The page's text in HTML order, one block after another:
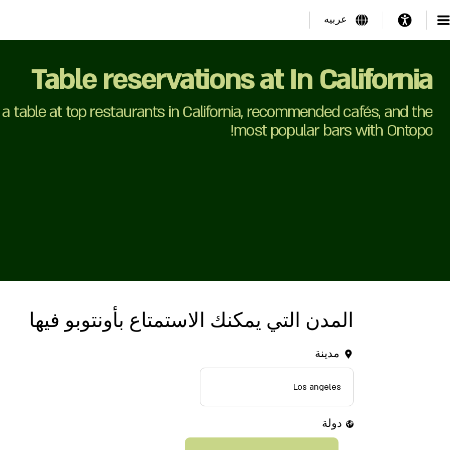
عربيه
Table reservations at In California
table at top restaurants in California, recommended cafés, and the
most popular bars with Ontopo!
المدن التي يمكنك الاستمتاع بأونتوبو فيها
مدينة
Los angeles
دولة